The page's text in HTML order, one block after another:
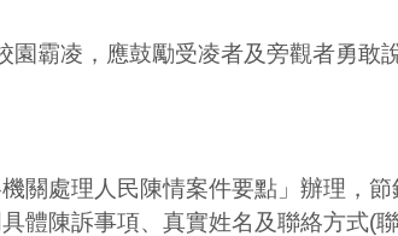
園霸凌，應鼓勵受凌者及旁觀者勇敢
關處理人民陳情案件要點」辦理，節
體陳訴事項、真實姓名及聯絡方式(